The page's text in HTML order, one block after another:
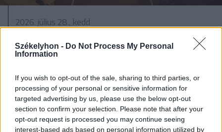
Székelyhon - Do Not Process My Personal
Information
If you wish to opt-out of the sale, sharing to third parties, or
processing of your personal or sensitive information for
targeted advertising by us, please use the below opt-out
section to confirm your selection. Please note that after your
opt-out request is processed you may continue seeing
interest-based ads based on personal information utilized by
2026. július 28., kedd
vandalizmus a medjugorjei Mária-
gyújtogatást